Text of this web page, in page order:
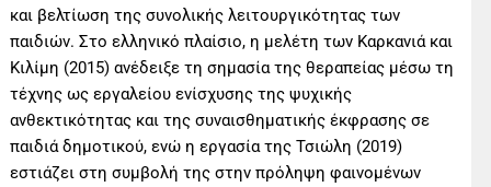
και βελτίωση της συνολικής λειτουργικότητας των
παιδιών. Στο ελληνικό πλαίσιο, η μελέτη των Καρκανιά και
Κιλίμη (2015) ανέδειξε τη σημασία της θεραπείας μέσω τη
τέχνης ως εργαλείου ενίσχυσης της ψυχικής
ανθεκτικότητας και της συναισθηματικής έκφρασης σε
παιδιά δημοτικού, ενώ η εργασία της Τσιώλη (2019)
εστιάζει στη συμβολή της στην πρόληψη φαινομένων